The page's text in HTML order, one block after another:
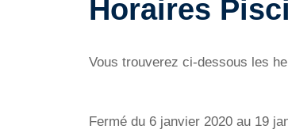
Horaires
Vous trouverez ci-dessous les
Fermé du 6 janvier 2020 au 19